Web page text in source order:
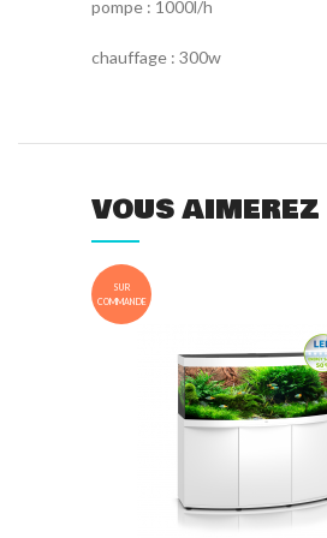
pompe : 1000l/h
chauffage : 300w
VOUS
SUR
COMMANDE